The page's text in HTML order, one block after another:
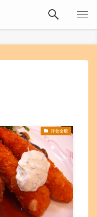
洋食全般